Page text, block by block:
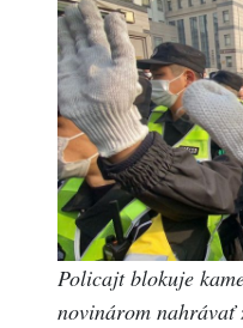
Policajt blokuje
novinárom nahrávať